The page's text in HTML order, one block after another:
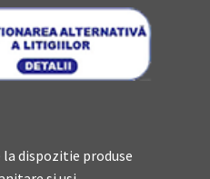
dispozitie produse